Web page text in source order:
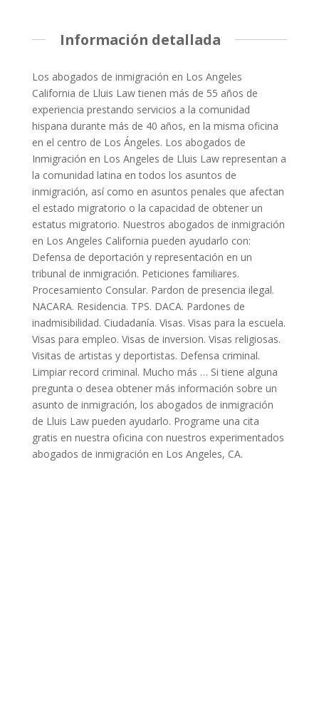
Información detallada
Los abogados de inmigración en Los Angeles
California de Lluis Law tienen más de 55 años de
experiencia prestando servicios a la comunidad
hispana durante más de 40 años, en la misma oficina
en el centro de Los Ángeles. Los abogados de
Inmigración en Los Angeles de Lluis Law representan a
la comunidad latina en todos los asuntos de
inmigración, así como en asuntos penales que afectan
el estado migratorio o la capacidad de obtener un
estatus migratorio. Nuestros abogados de inmigración
en Los Angeles California pueden ayudarlo con:
Defensa de deportación y representación en un
tribunal de inmigración. Peticiones familiares.
Procesamiento Consular. Pardon de presencia ilegal.
NACARA. Residencia. TPS. DACA. Pardones de
inadmisibilidad. Ciudadanía. Visas. Visas para la escuela.
Visas para empleo. Visas de inversion. Visas religiosas.
Visitas de artistas y deportistas. Defensa criminal.
Limpiar record criminal. Mucho más … Si tiene alguna
pregunta o desea obtener más información sobre un
asunto de inmigración, los abogados de inmigración
de Lluis Law pueden ayudarlo. Programe una cita
gratis en nuestra oficina con nuestros experimentados
abogados de inmigración en Los Angeles, CA.